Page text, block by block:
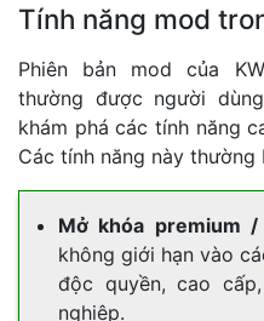
Tính năng mod
Phiên bản mod của
thường được người
khám phá các tính năng
Các tính năng này thường
Mở khóa premium
không giới hạn vào
độc quyền, cao
nghiệp.